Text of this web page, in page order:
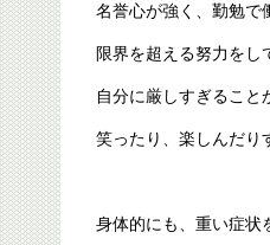
名誉心が強く、勤勉で
限界を超える努力をし
自分に厳しすぎること
笑ったり、楽しんだり
身体的にも、重い症状